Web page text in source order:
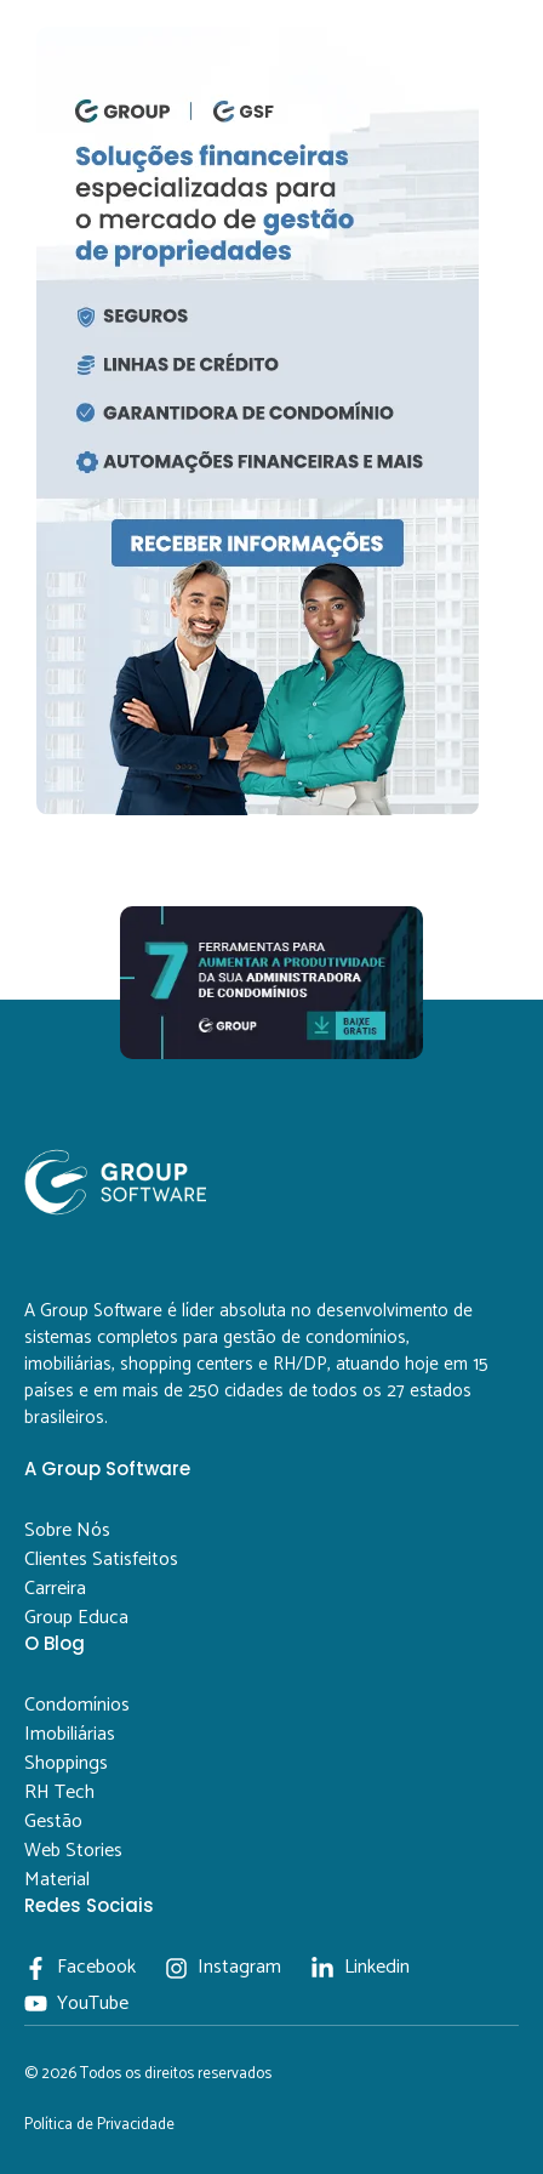
A Group Software é líder absoluta no desenvolvimento de
sistemas completos para gestão de condomínios,
imobiliárias, shopping centers e RH/DP, atuando hoje em 15
países e em mais de 250 cidades de todos os 27 estados
brasileiros.
A Group Software
Sobre Nós
Clientes Satisfeitos
Carreira
Group Educa
O Blog
Condomínios
Imobiliárias
Shoppings
RH Tech
Gestão
Web Stories
Material
Redes Sociais
Facebook Instagram
Linkedin
YouTube
© 2026 Todos os direitos reservados
Política de Privacidade